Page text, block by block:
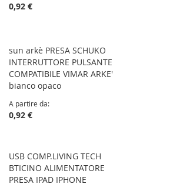
0,92 €
sun arkè PRESA SCHUKO
INTERRUTTORE PULSANTE
COMPATIBILE VIMAR ARKE'
bianco opaco
A partire da
0,92 €
USB COMP.LIVING TECH
BTICINO ALIMENTATORE
PRESA IPAD IPHONE